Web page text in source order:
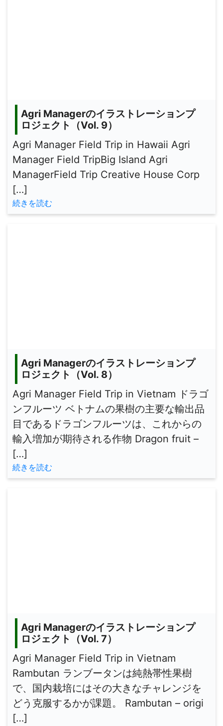
Agri Managerのイラストレーションプ
ロジェクト（Vol. 9）
Agri Manager Field Trip in Hawaii Agri
Manager Field TripBig Island Agri
ManagerField Trip Creative House Corp
[…]
続きを読む
Agri Managerのイラストレーションプ
ロジェクト（Vol. 8）
Agri Manager Field Trip in Vietnam ドラゴ
ンフルーツ ベトナムの果樹の主要な輸出品
目であるドラゴンフルーツは、これからの
輸入増加が期待される作物 Dragon fruit –
[…]
続きを読む
Agri Managerのイラストレーションプ
ロジェクト（Vol. 7）
Agri Manager Field Trip in Vietnam
Rambutan ランブータンは純熱帯性果樹
で、国内栽培にはその大きなチャレンジを
どう克服するかが課題。 Rambutan – origi
[…]